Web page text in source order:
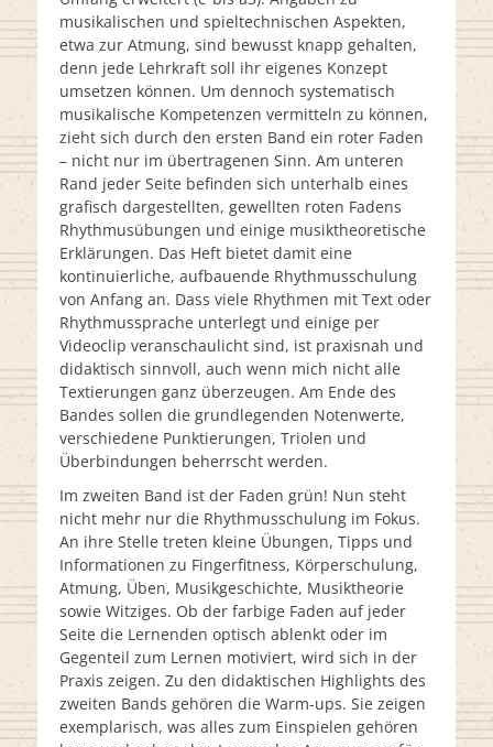
musikalischen und spieltechnischen Aspekten,
etwa zur Atmung, sind bewusst knapp gehalten,
denn jede Lehrkraft soll ihr eigenes Konzept
umsetzen können. Um dennoch systematisch
musikalische Kompetenzen vermitteln zu können,
zieht sich durch den ersten Band ein roter Faden
– nicht nur im übertragenen Sinn. Am unteren
Rand jeder Seite befinden sich unterhalb eines
grafisch dargestellten, gewellten roten Fadens
Rhythmusübungen und einige musiktheoretische
Erklärungen. Das Heft bietet damit eine
kontinuierliche, aufbauende Rhythmusschulung
von Anfang an. Dass viele Rhythmen mit Text oder
Rhythmussprache unterlegt und einige per
Videoclip veranschaulicht sind, ist praxisnah und
didaktisch sinnvoll, auch wenn mich nicht alle
Textierungen ganz überzeugen. Am Ende des
Bandes sollen die grundlegenden Notenwerte,
verschiedene Punktierungen, Triolen und
Überbindungen beherrscht werden.
Im zweiten Band ist der Faden grün! Nun steht
nicht mehr nur die Rhythmusschulung im Fokus.
An ihre Stelle treten kleine Übungen, Tipps und
Informationen zu Fingerfitness, Körperschulung,
Atmung, Üben, Musikgeschichte, Musiktheorie
sowie Witziges. Ob der farbige Faden auf jeder
Seite die Lernenden optisch ablenkt oder im
Gegenteil zum Lernen motiviert, wird sich in der
Praxis zeigen. Zu den didaktischen Highlights des
zweiten Bands gehören die Warm-ups. Sie zeigen
exemplarisch, was alles zum Einspielen gehören